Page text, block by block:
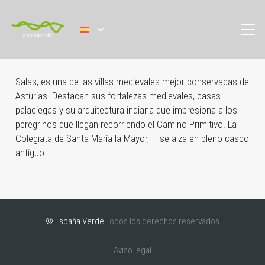
Salas, es una de las villas medievales mejor conservadas de
Asturias. Destacan sus fortalezas medievales, casas
palaciegas y su arquitectura indiana que impresiona a los
peregrinos que llegan recorriendo el Camino Primitivo. La
Colegiata de Santa María la Mayor, – se alza en pleno casco
antiguo.
© España Verde Todos los derechos reservados
Aviso legal